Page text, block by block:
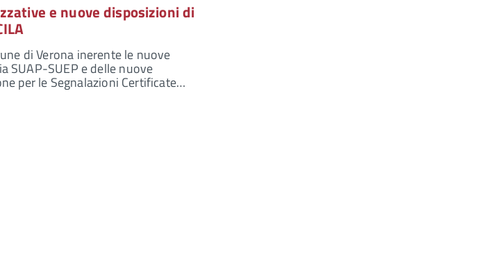
e nuove disposizioni di
di Verona inerente le nuove
SUAP-SUEP e delle nuove
per le Segnalazioni Certificate…